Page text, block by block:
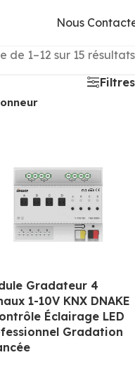
Nous
de 1–12 sur 15 résultats
Filtres
Gradateur 4
1-10V KNX DNAKE
Éclairage LED
Gradation